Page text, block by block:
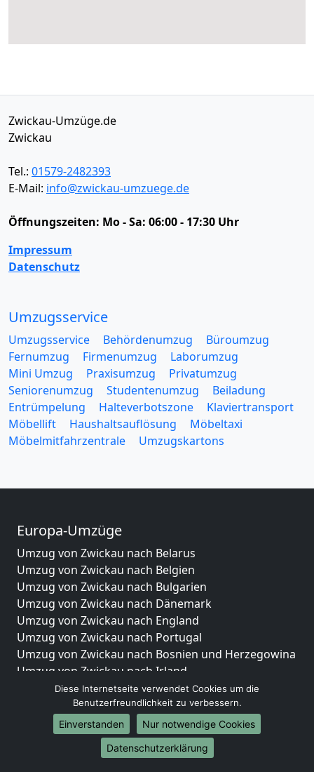
Zwickau-Umzüge.de
Zwickau
Tel.: 01579-2482393
E-Mail: info@zwickau-umzuege.de
Öffnungszeiten: Mo - Sa: 06:00 - 17:30 Uhr
Impressum
Datenschutz
Umzugsservice
Umzugsservice Behördenumzug
Büroumzug
Fernumzug
Firmenumzug
Laborumzug
Mini Umzug
Praxisumzug
Privatumzug
Seniorenumzug
Studentenumzug
Beiladung
Entrümpelung
Halteverbotszone
Klaviertransport
Möbellift
Haushaltsauflösung
Möbeltaxi
Möbelmitfahrzentrale
Umzugskartons
Europa-Umzüge
Umzug von Zwickau nach Belarus
Umzug von Zwickau nach Belgien
Umzug von Zwickau nach Bulgarien
Umzug von Zwickau nach Dänemark
Umzug von Zwickau nach England
Umzug von Zwickau nach Portugal
Umzug von Zwickau nach Bosnien und Herzegowina
Umzug von Zwickau nach Irland
Umzug von Zwickau nach Lettland
Umzug von Zwickau nach Zypern
Umzug von Zwickau nach Kroatien
Umzug von Zwickau nach Estland
Umzug von Zwickau nach Finnland
Diese Internetseite verwendet Cookies um die
Benutzerfreundlichkeit zu verbessern.
Einverstanden
Nur notwendige Cookies
Datenschutzerklärung